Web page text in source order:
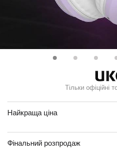
Тільки офіційні
Найкраща ціна
Фінальний розпродаж